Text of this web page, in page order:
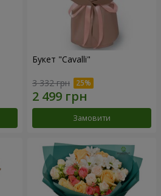
Букет "Cаvalli"
3 332 грн
Замовити